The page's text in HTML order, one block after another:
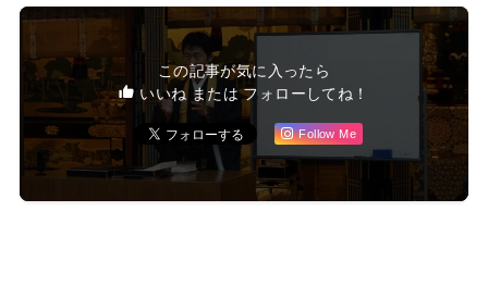
この記事が気に入ったら
いいね または フォローしてね！
Follow Me